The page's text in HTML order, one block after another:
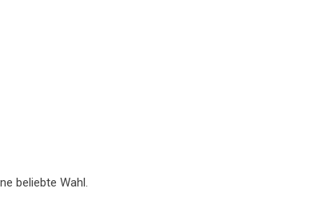
beliebte Wahl.